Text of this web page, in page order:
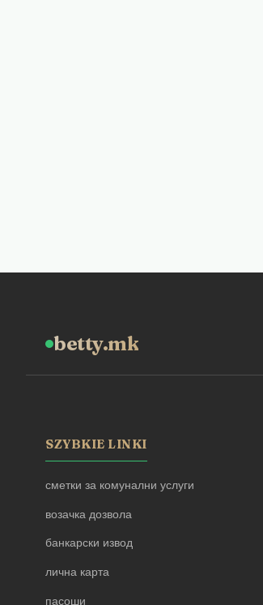
betty.mk
SZYBKIE LINKI
сметки за комунални услуги
возачка дозвола
банкарски извод
лична карта
пасоши